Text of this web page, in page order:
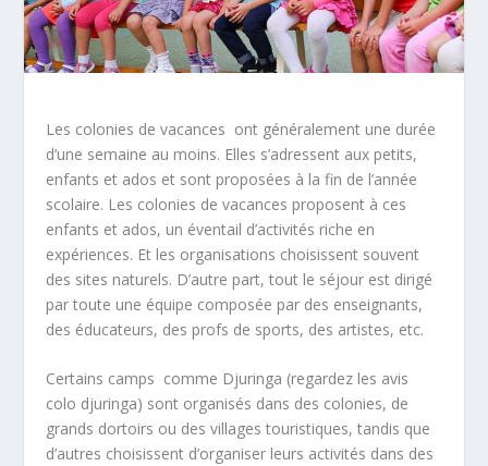
Les colonies de vacances ont généralement une durée
d’une semaine au moins. Elles s’adressent aux petits,
enfants et ados et sont proposées à la fin de l’année
scolaire. Les colonies de vacances proposent à ces
enfants et ados, un éventail d’activités riche en
expériences. Et les organisations choisissent souvent
des sites naturels. D’autre part, tout le séjour est dirigé
par toute une équipe composée par des enseignants,
des éducateurs, des profs de sports, des artistes, etc.
Certains camps comme Djuringa (regardez les avis
colo djuringa) sont organisés dans des colonies, de
grands dortoirs ou des villages touristiques, tandis que
d’autres choisissent d’organiser leurs activités dans des